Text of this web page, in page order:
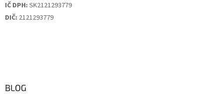
IČ DPH: SK2121293779
DIČ: 2121293779
BLOG